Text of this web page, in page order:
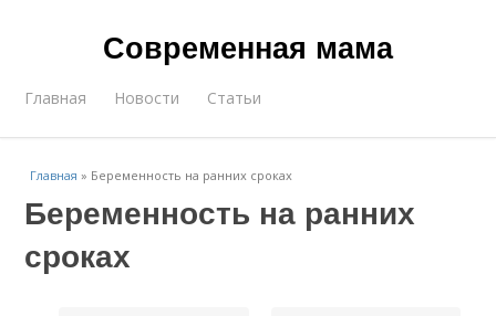
Современная мама
Главная Новости Статьи
Главная » Беременность на ранних сроках
Беременность на ранних
сроках